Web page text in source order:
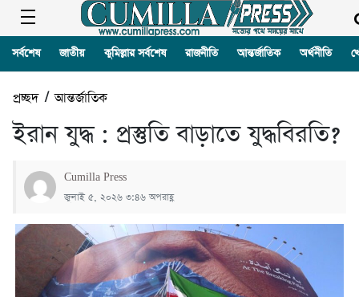
সর্বশেষ জাতীয় কুমিল্লার সর্বশেষ রাজনীতি আন্তর্জাতিক অর্থনীতি
প্রচ্ছদ/আন্তর্জাতিক
ইরান যুদ্ধ : প্রস্তুতি বাড়াতে যুদ্ধবিরতি?
Cumilla Press
জুলাই ৫, ২০২৬ ৩:৪৬ অপরাহ্ণ